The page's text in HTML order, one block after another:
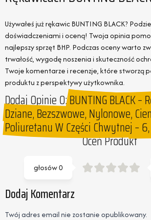
Używałeś już rękawic BUNTING BLACK?
doświadczeniami i oceną! Twoja opinia
najlepszy sprzęt BHP. Podczas oceny warto
trwałość, wygodę noszenia i skuteczność
Twoje komentarze i recenzje, które stworzą
produktu z perspektywy użytkownika.
Dodaj Opinie O:BUNTING BLACK –
Dziane, Bezszwowe, Nylonowe,
Poliuretanu W Części Chwytnej – 6,
Oceń Produkt
głosów0
Dodaj Komentarz
Twój adres email nie zostanie opublikowany.